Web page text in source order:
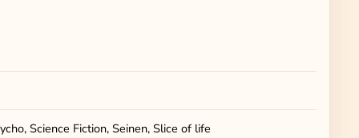
Science Fiction, Seinen, Slice of life